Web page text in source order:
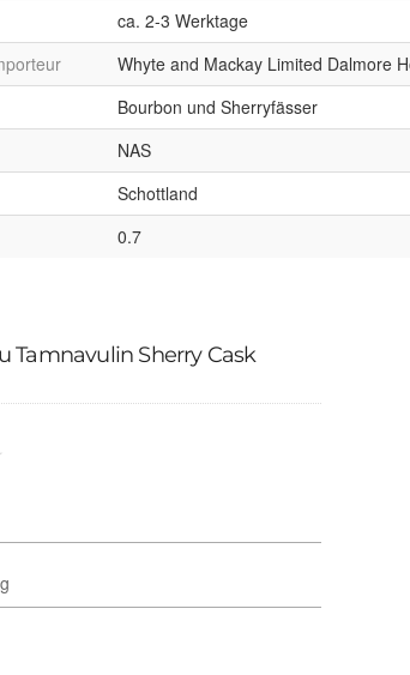
ca. 2-3 Werktage
Whyte and Mackay Limited Dalmore
Bourbon und Sherryfässer
NAS
Schottland
0.7
Tamnavulin Sherry Cask